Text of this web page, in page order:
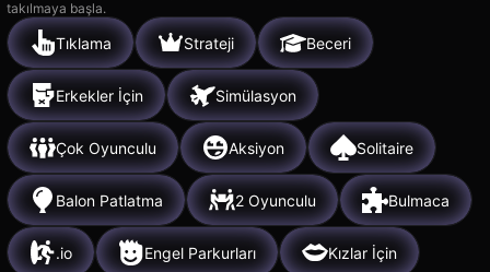
takılmaya başla.
Tıklama Strateji Beceri
Erkekler İçin Simülasyon
Çok Oyunculu Aksiyon Solitaire
Balon Patlatma 2 Oyunculu Bulmaca
.io Engel Parkurları Kızlar İçin